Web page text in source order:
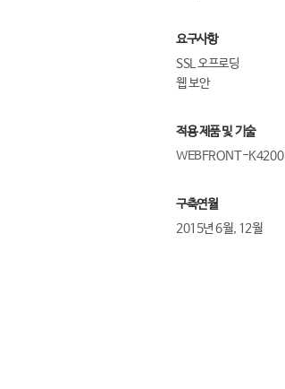
요구사항
SSL 오프로딩
웹 보안
적용 제품 및 기술
WEBFRONT-K4200
구축연월
2015년 6월, 12월